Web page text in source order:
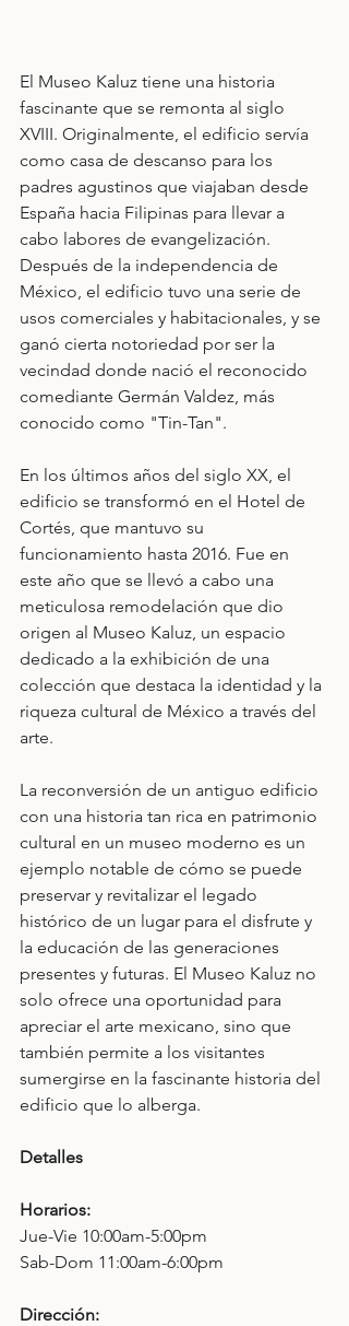
El Museo Kaluz tiene una historia
fascinante que se remonta al siglo
XVIII. Originalmente, el edificio servía
como casa de descanso para los
padres agustinos que viajaban desde
España hacia Filipinas para llevar a
cabo labores de evangelización.
Después de la independencia de
México, el edificio tuvo una serie de
usos comerciales y habitacionales, y se
ganó cierta notoriedad por ser la
vecindad donde nació el reconocido
comediante Germán Valdez, más
conocido como "Tin-Tan".
En los últimos años del siglo XX, el
edificio se transformó en el Hotel de
Cortés, que mantuvo su
funcionamiento hasta 2016. Fue en
este año que se llevó a cabo una
meticulosa remodelación que dio
origen al Museo Kaluz, un espacio
dedicado a la exhibición de una
colección que destaca la identidad y la
riqueza cultural de México a través del
arte.
La reconversión de un antiguo edificio
con una historia tan rica en patrimonio
cultural en un museo moderno es un
ejemplo notable de cómo se puede
preservar y revitalizar el legado
histórico de un lugar para el disfrute y
la educación de las generaciones
presentes y futuras. El Museo Kaluz no
solo ofrece una oportunidad para
apreciar el arte mexicano, sino que
también permite a los visitantes
sumergirse en la fascinante historia del
edificio que lo alberga.
Detalles
Horarios:
Jue-Vie 10:00am-5:00pm
Sab-Dom 11:00am-6:00pm
Dirección: